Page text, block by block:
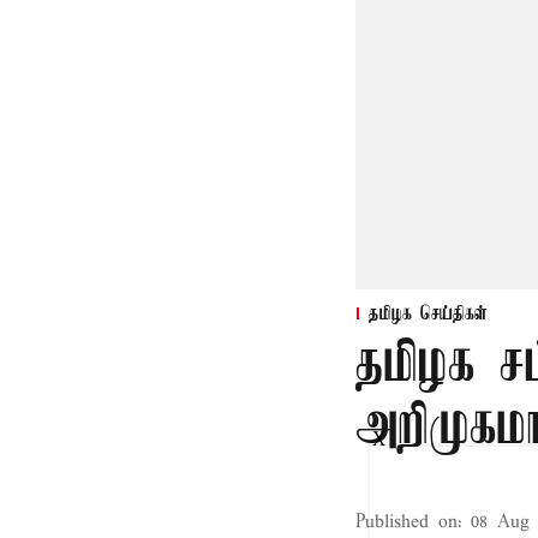
தமிழக செய்திகள்
தமிழக
Published on: 08 Aug
X